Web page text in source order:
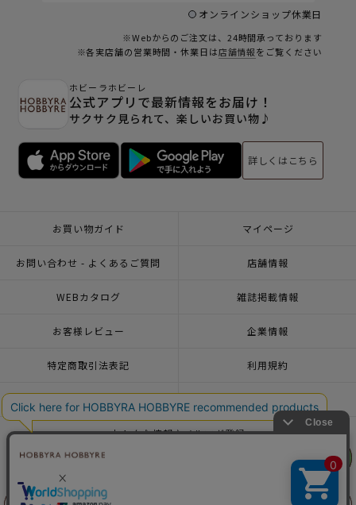
フェア
フェア
オンラインショップ休業日
※Webからのご注文は、24時間承っております
※各実店舗の営業時間・休業日は店舗情報をご覧ください
ホビーラホビーレ
公式アプリで最新情報をお届け！
サクサク見られて、楽しいお買い物♪
詳しくはこちら
お買い物ガイド マイページ
お問い合わせ - よくあるご質問 店舗情報
WEBカタログ 雑誌掲載情報
お客様レビュー 企業情報
特定商取引法表記 利用規約
一緒に働こう♪求人情報
おトクな情報♪メルマガ登録